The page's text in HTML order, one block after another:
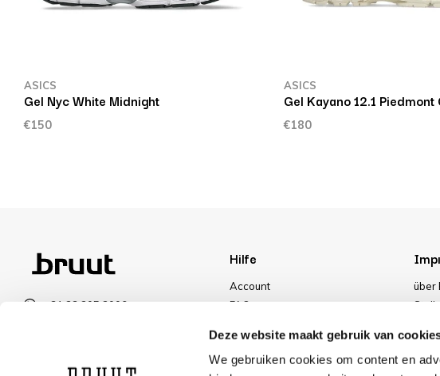
Deze website maakt gebruik van
We gebruiken cookies om content en
ASICS
Gel Nyc White Midnight
€150
ASICS
Gel Kayano 12.1
€180
+31 23 205 2006
Hilfe
Account
FAQ
Zahlungsarten
Versand
über